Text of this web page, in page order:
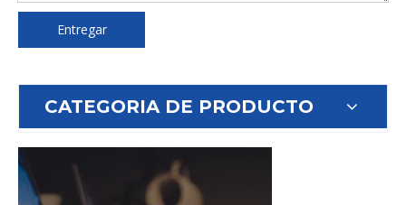
Entregar
CATEGORIA DE PRODUCTO